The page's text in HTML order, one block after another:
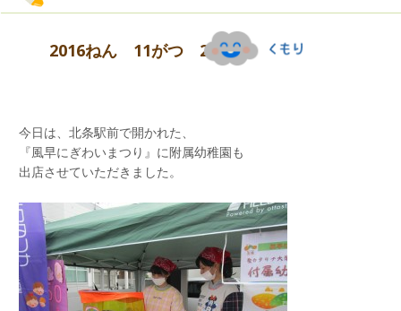
「自分でできるよ。」「すごいね！」
日増しに寒さがつのってまいりますので体調管理
に留意され元気に過ごしましょう！！！
2016ねん 11がつ 20にち
今日は、北条駅前で開かれた、
『風早にぎわいまつり』に附属幼稚園も
出店させていただきました。